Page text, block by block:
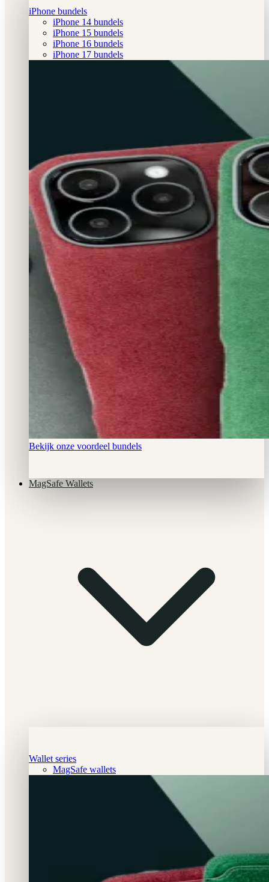
iPhone bundels
iPhone 14 bundels
iPhone 15 bundels
iPhone 16 bundels
iPhone 17 bundels
Bekijk onze voordeel bundels
MagSafe Wallets
Wallet series
MagSafe wallets